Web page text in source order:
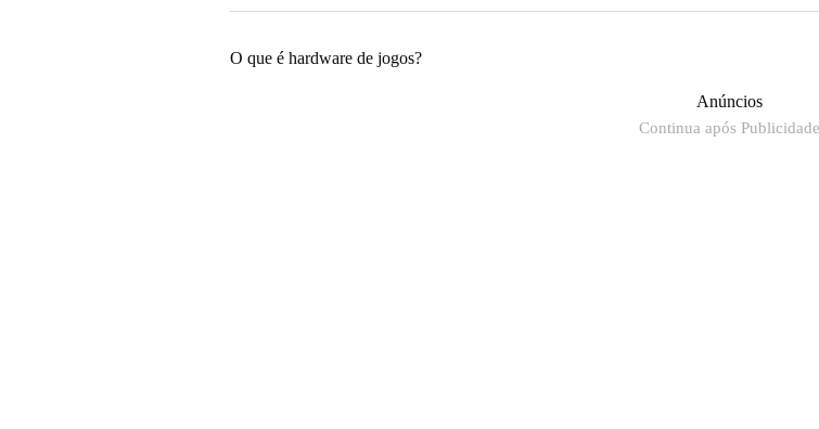
O que é hardware de jogos?
Anúncios
Continua após Publicidade